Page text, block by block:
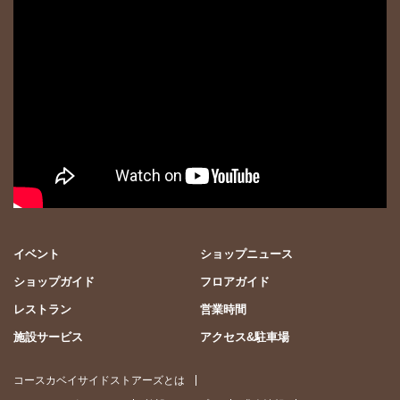
イベント ショップニュース
ショップガイド フロアガイド
レストラン 営業時間
施設サービス アクセス&駐車場
コースカベイサイドストアーズとは